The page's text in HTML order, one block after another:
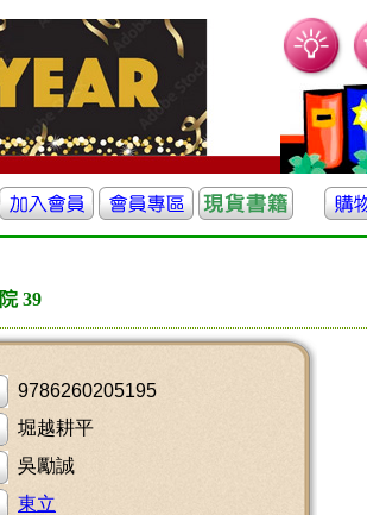
39
9786260205195
堀越耕平
吳勵誠
東立